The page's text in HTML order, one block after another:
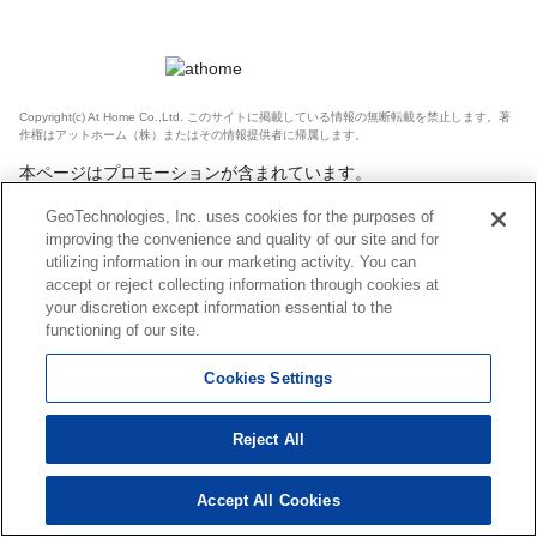
Copyright(c) At Home Co.,Ltd. このサイトに掲載している情報の無断転載を禁止します。著
作権はアットホーム（株）またはその情報提供者に帰属します。
本ページはプロモーションが含まれています。
GeoTechnologies, Inc. uses cookies for the purposes of
improving the convenience and quality of our site and for
utilizing information in our marketing activity. You can
accept or reject collecting information through cookies at
your discretion except information essential to the
functioning of our site.
Cookies Settings
Reject All
Accept All Cookies